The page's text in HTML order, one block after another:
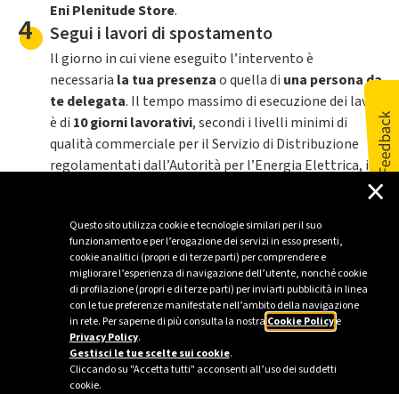
Questo sito utilizza cookie e tecnologie similari per il suo
funzionamento e per l’erogazione dei servizi in esso presenti,
cookie analitici (propri e di terze parti) per comprendere e
migliorare l’esperienza di navigazione dell’utente, nonché cookie
di profilazione (propri e di terze parti) per inviarti pubblicità in linea
con le tue preferenze manifestate nell’ambito della navigazione
in rete. Per saperne di più consulta la nostra Cookie Policye
Privacy Policy.
Gestisci le tue scelte sui cookie.
Cliccando su "Accetta tutti" acconsenti all’uso dei suddetti
cookie.
×
Eni Plenitude Store.
4 Segui i lavori di spostamento
Il giorno in cui viene eseguito l’intervento è
necessaria la tua presenzao quella di una persona da
te delegata. Il tempo massimo di esecuzione dei lavori
è di 10 giorni lavorativi, secondi i livelli minimi di
qualità commerciale per il Servizio di Distribuzione
regolamentati dall’Autorità per l’Energia Elettrica, il